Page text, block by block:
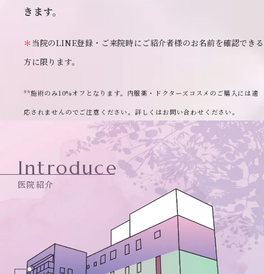
きます。
＊ 当院のLINE登録・ご来院時にご紹介者様のお名前を確認できる
方に限ります。
**施術のみ10%オフとなります。内服薬・ドクターズコスメのご購入には適
応されませんのでご注意ください。詳しくはお問い合わせください。
Introduce
医院紹介